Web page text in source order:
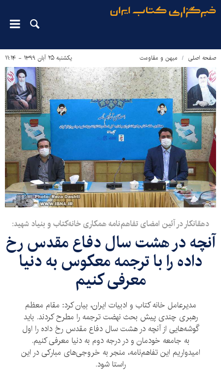
صفحه اصلی میهن و مقاومت یکشنبه ۲۵ آبان ۱۳۹۹ - ۱۱:۱۴
دهقانکار در آئین امضای تفاهم‌نامه همکاری خانه‌کتاب و بنیاد شهید:
آنچه در هشت سال دفاع مقدس رخ
داده را با ترجمه معکوس به دنیا
معرفی کنیم
مدیرعامل خانه کتاب و ادبیات ایران، بیان کرد: مقام معظم
رهبری چندی پیش بحث نهضت ترجمه را مطرح کردند. باید
گوشه‌هایی از آنچه در هشت سال دفاع مقدس رخ داده را اول
به جامعه خودمان و در درجه دوم به دنیا معرفی کنیم.
امیدواریم این تفاهم‌نامه، منجر به خروجی‌های مبارکی در این
راستا شود.